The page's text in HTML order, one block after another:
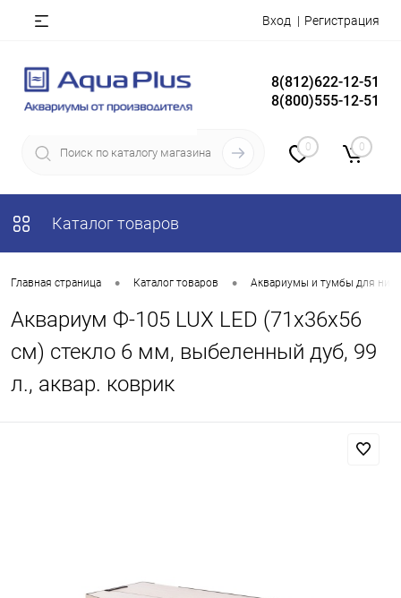
Вход Регистрация
8(812)622-12-51
8(800)555-12-51
0 0
Каталог товаров
Главная страница • Каталог товаров • Аквариумы и тумбы для них
Аквариум Ф-105 LUX LED (71х36х56
см) стекло 6 мм, выбеленный дуб, 99
л., аквар. коврик